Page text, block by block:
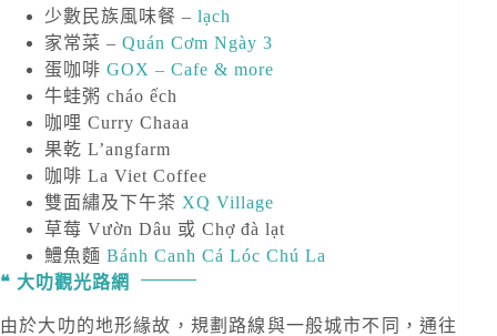
少數民族風味餐 – lạch
家常菜 – Quán Cơm Ngày 3
蛋咖啡 GOX – Cafe & more
牛蛙粥 cháo ếch
咖哩 Curry Chaaa
果乾 L’angfarm
咖啡 La Viet Coffee
雙面繡及下午茶 XQ Village
草莓 Vườn Dâu 或 Chợ đà lạt
鱧魚麵 Bánh Canh Cá Lóc Chú La
大叻觀光路網
由於大叻的地形緣故，規劃路線與一般城市不同，通往